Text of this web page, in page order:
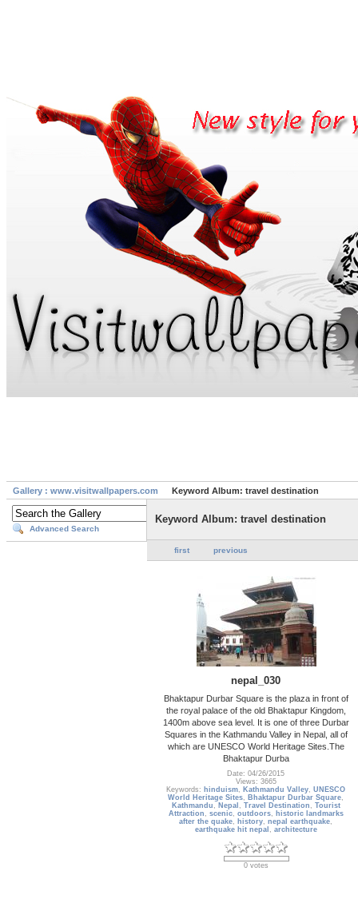
Gallery : www.visitwallpapers.com Keyword Album: travel destination
Advanced Search
Keyword Album: travel destination
first previous
nepal_030
Bhaktapur Durbar Square is the plaza in front of
the royal palace of the old Bhaktapur Kingdom,
1400m above sea level. It is one of three Durbar
Squares in the Kathmandu Valley in Nepal, all of
which are UNESCO World Heritage Sites.The
Bhaktapur Durba
Date: 04/26/2015
Views: 3665
Keywords: hinduism, Kathmandu Valley,UNESCO
World Heritage Sites, Bhaktapur Durbar Square,
Kathmandu , Nepal , Travel Destination , Tourist
Attraction , scenic, outdoors, historic landmarks
after the quake, history,nepal earthquake,
earthquake hit nepal , architecture
0 votes